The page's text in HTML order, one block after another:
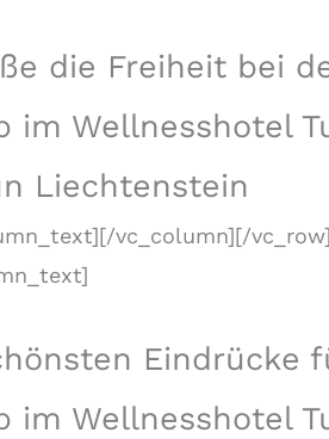
die Freiheit bei
im Wellnesshotel
Liechtenstein
vc_column][/
Eindrücke
im Wellnesshotel